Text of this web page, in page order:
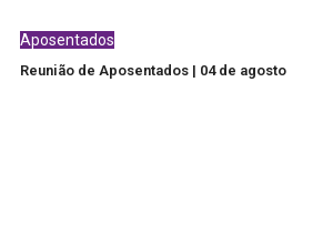
Aposentados
Reunião de Aposentados | 04 de agosto